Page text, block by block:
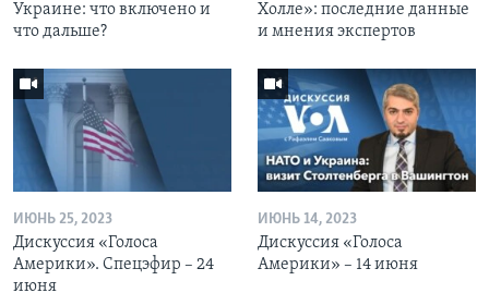
Украине: что включено и
что дальше?
Холле»: последние данные
и мнения экспертов
ИЮНЬ 25, 2023
Дискуссия «Голоса
Америки». Спецэфир – 24
июня
ИЮНЬ 14, 2023
Дискуссия «Голоса
Америки» – 14 июня